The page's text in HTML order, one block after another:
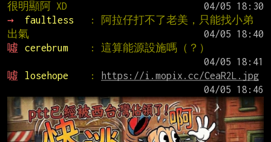
很明顯阿 XD
→
faultless
: 阿拉仔打不了老美，只能找小弟
出氣
噓
cerebrum
: 這算能源設施嗎（？）
噓
losehope :
https://i.mopix.cc/CeaR2L.jpg